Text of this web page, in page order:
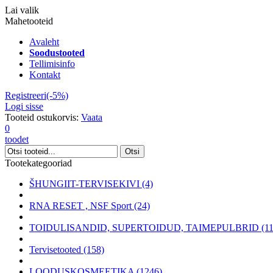
Lai valik
Mahetooteid
Avaleht
Soodustooted
Tellimisinfo
Kontakt
Registreeri(-5%)
Logi sisse
Tooteid ostukorvis: Vaata
0
toodet
Tootekategooriad
ŠHUNGIIT-TERVISEKIVI (4)
RNA RESET , NSF Sport (24)
TOIDULISANDID, SUPERTOIDUD, TAIMEPULBRID
Tervisetooted (158)